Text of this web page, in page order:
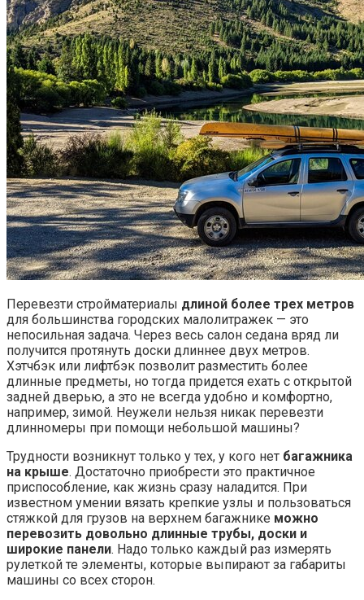
Перевезти стройматериалы длиной более трех метров
для большинства городских малолитражек — это
непосильная задача. Через весь салон седана вряд ли
получится протянуть доски длиннее двух метров.
Хэтчбэк или лифтбэк позволит разместить более
длинные предметы, но тогда придется ехать с открытой
задней дверью, а это не всегда удобно и комфортно,
например, зимой. Неужели нельзя никак перевезти
длинномеры при помощи небольшой машины?
Трудности возникнут только у тех, у кого нет багажника
на крыше. Достаточно приобрести это практичное
приспособление, как жизнь сразу наладится. При
известном умении вязать крепкие узлы и пользоваться
стяжкой для грузов на верхнем багажнике можно
перевозить довольно длинные трубы, доски и
широкие панели. Надо только каждый раз измерять
рулеткой те элементы, которые выпирают за габариты
машины со всех сторон.